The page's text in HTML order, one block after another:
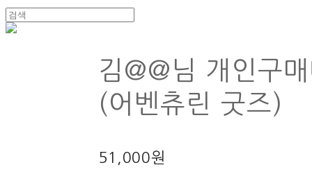
김@@님 개인구
(어벤츄린 굿즈)
51,000원